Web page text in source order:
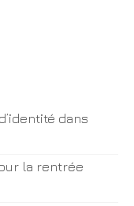
dans
la rentrée